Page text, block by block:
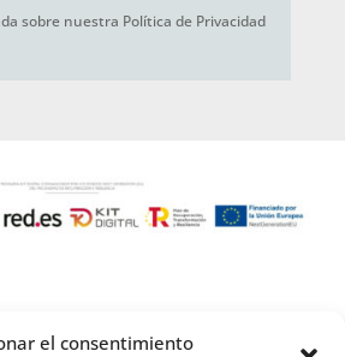
el consentimiento
sobre nuestra Política de Privacidad